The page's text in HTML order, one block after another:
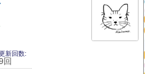
新回数
回